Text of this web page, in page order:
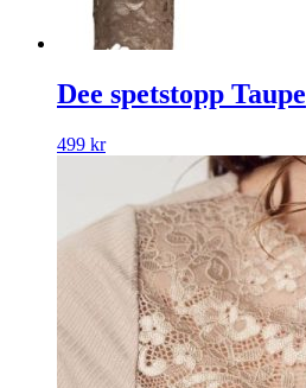
Dee spetstopp Taupe
499 kr